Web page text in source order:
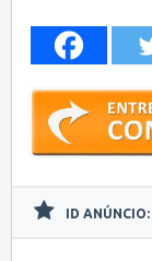
ID ANÚNCIO: